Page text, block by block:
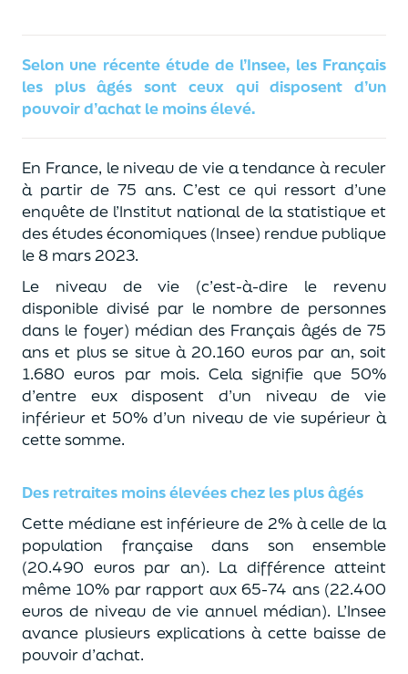
Selon une récente étude de l’Insee, les Français
les plus âgés sont ceux qui disposent d’un
pouvoir d’achat le moins élevé.
En France, le niveau de vie a tendance à reculer
à partir de 75 ans. C’est ce qui ressort d’une
enquête de l’Institut national de la statistique et
des études économiques (Insee) rendue publique
le 8 mars 2023.
Le niveau de vie (c’est-à-dire le revenu
disponible divisé par le nombre de personnes
dans le foyer) médian des Français âgés de 75
ans et plus se situe à 20.160 euros par an, soit
1.680 euros par mois. Cela signifie que 50%
d’entre eux disposent d’un niveau de vie
inférieur et 50% d’un niveau de vie supérieur à
cette somme.
Des retraites moins élevées chez les plus âgés
Cette médiane est inférieure de 2% à celle de la
population française dans son ensemble
(20.490 euros par an). La différence atteint
même 10% par rapport aux 65-74 ans (22.400
euros de niveau de vie annuel médian). L’Insee
avance plusieurs explications à cette baisse de
pouvoir d’achat.